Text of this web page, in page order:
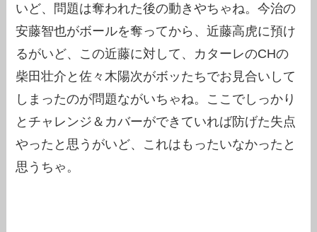
いど、問題は奪われた後の動きやちゃね。今治の
安藤智也がボールを奪ってから、近藤高虎に預け
るがいど、この近藤に対して、カターレのCHの
柴田壮介と佐々木陽次がボッたちでお見合いして
しまったのが問題ながいちゃね。ここでしっかり
とチャレンジ＆カバーができていれば防げた失点
やったと思うがいど、これはもったいなかったと
思うちゃ。